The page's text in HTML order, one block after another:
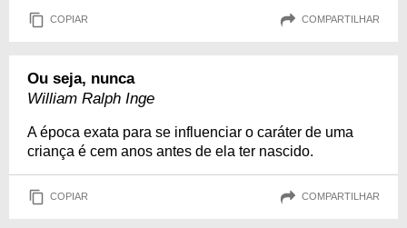
COPIAR COMPARTILHAR
Ou seja, nunca
William Ralph Inge
A época exata para se influenciar o caráter de uma
criança é cem anos antes de ela ter nascido.
COPIAR COMPARTILHAR